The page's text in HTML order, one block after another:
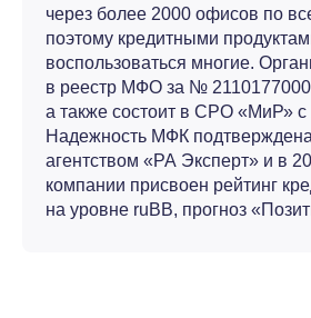
через более 2000 офисов по
поэтому кредитными
воспользоваться многие.
в реестр МФО за №
а также состоит в СРО «МиР» с
Надежность МФК
агентством «РА Эксперт» и в
компании присвоен рейтинг
на уровне ruBB, прогноз